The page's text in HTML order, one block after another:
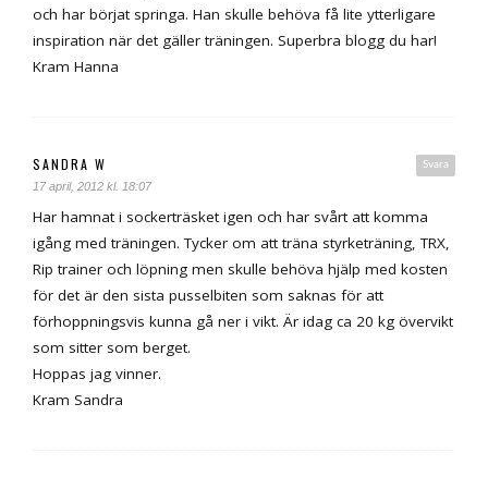
och har börjat springa. Han skulle behöva få lite ytterligare
inspiration när det gäller träningen. Superbra blogg du har!
Kram Hanna
Svara
SANDRA W
17 april, 2012 kl. 18:07
Har hamnat i sockerträsket igen och har svårt att komma
igång med träningen. Tycker om att träna styrketräning, TRX,
Rip trainer och löpning men skulle behöva hjälp med kosten
för det är den sista pusselbiten som saknas för att
förhoppningsvis kunna gå ner i vikt. Är idag ca 20 kg övervikt
som sitter som berget.
Hoppas jag vinner.
Kram Sandra